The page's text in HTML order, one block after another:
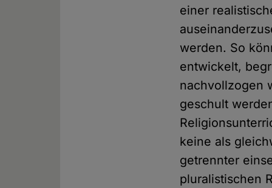
einer
werden. So
entwickelt,
nachvollzogen
geschult
keine als
getrennter
pluralistischen